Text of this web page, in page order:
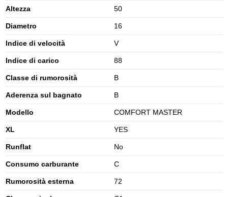
Altezza 50
Diametro 16
Indice di velocità V
Indice di carico 88
Classe di rumorosità B
Aderenza sul bagnato B
Modello COMFORT MASTER
XL YES
Runflat No
Consumo carburante C
Rumorosità esterna 72